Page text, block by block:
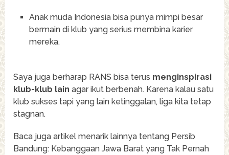
Anak muda Indonesia bisa punya mimpi besar
bermain di klub yang serius membina karier
mereka.
Saya juga berharap RANS bisa terus menginspirasi
klub-klub lain agar ikut berbenah. Karena kalau satu
klub sukses tapi yang lain ketinggalan, liga kita tetap
stagnan.
Baca juga artikel menarik lainnya tentang Persib
Bandung: Kebanggaan Jawa Barat yang Tak Pernah